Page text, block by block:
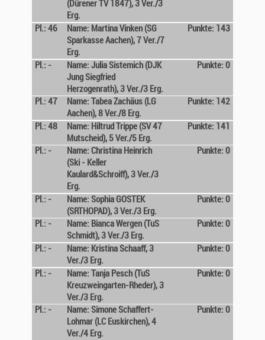
(Dürener TV 1847), 3 Ver./3
Erg.
Pl.: 46
Name: Martina Vinken (SG
Sparkasse Aachen), 7 Ver./7
Erg.
Punkte: 143
Pl.: -
Name: Julia Sistemich (DJK
Jung Siegfried
Herzogenrath), 3 Ver./3 Erg.
Punkte: 0
Pl.: 47
Name: Tabea Zachäus (LG
Aachen), 8 Ver./8 Erg.
Punkte: 142
Pl.: 48
Name: Hiltrud Trippe (SV 47
Mutscheid), 5 Ver./5 Erg.
Punkte: 141
Pl.: -
Name: Christina Heinrich
(Ski - Keller
Kaulard&Schroiff), 3 Ver./3
Erg.
Punkte: 0
Pl.: -
Name: Sophia GOSTEK
(SRTHOPAD), 3 Ver./3 Erg.
Punkte: 0
Pl.: -
Name: Bianca Wergen (TuS
Schmidt), 3 Ver./3 Erg.
Punkte: 0
Pl.: -
Name: Kristina Schaaff, 3
Ver./3 Erg.
Punkte: 0
Pl.: -
Name: Tanja Pesch (TuS
Kreuzweingarten-Rheder), 3
Ver./3 Erg.
Punkte: 0
Pl.: -
Name: Simone Schaffert-
Lohmar (LC Euskirchen), 4
Ver./4 Erg.
Punkte: 0